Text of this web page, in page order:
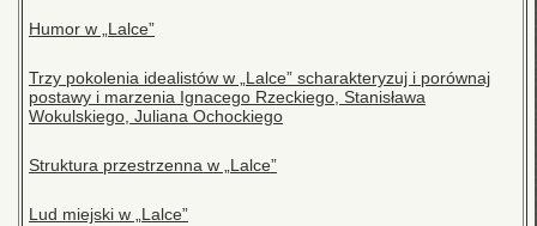
Humor w „Lalce”
Trzy pokolenia idealistów w „Lalce” scharakteryzuj i porównaj
postawy i marzenia Ignacego Rzeckiego, Stanisława
Wokulskiego, Juliana Ochockiego
Struktura przestrzenna w „Lalce”
Lud miejski w „Lalce”